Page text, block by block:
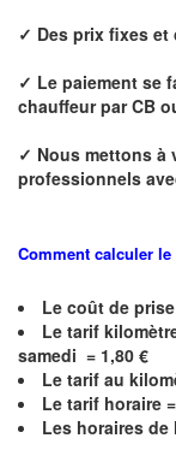
✓ Des prix fixes et
✓ Le paiement se
chauffeurpar CB
✓ Nous mettons
professionnels
Comment calculer
Le coût de
Le tarif
samedi = 1,80 €
Le tarif au
Le tarif horaire =
Les horaires de